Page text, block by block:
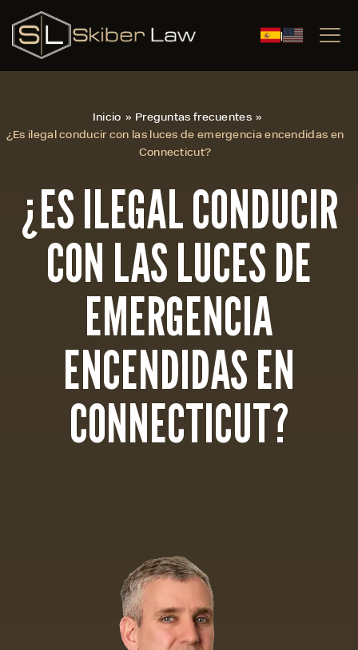
|
Inicio » Preguntas frecuentes »
¿Es ilegal conducir con las luces de emergencia encendidas en
Connecticut?
¿ES ILEGAL CONDUCIR
CON LAS LUCES DE
EMERGENCIA
ENCENDIDAS EN
CONNECTICUT?